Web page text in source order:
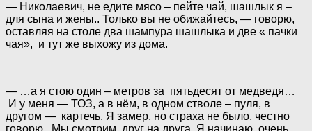
— Николаевич, не едите мясо – пейте чай, шашлык я –
для сына и жены.. Только вы не обижайтесь, — говорю,
оставляя на столе два шампура шашлыка и две « пачки
чая», и тут же выхожу из дома.
— …а я стою один – метров за пятьдесят от медведя…
И у меня — ТОЗ, а в нём, в одном стволе – пуля, в
другом — картечь. Я замер, но страха не было, честно